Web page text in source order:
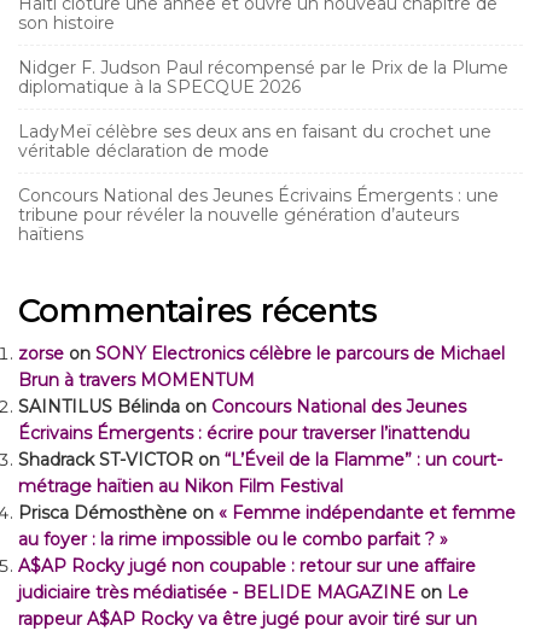
son histoire
Nidger F. Judson Paul récompensé par le Prix de la Plume
diplomatique à la SPECQUE 2026
LadyMeï célèbre ses deux ans en faisant du crochet une
véritable déclaration de mode
Concours National des Jeunes Écrivains Émergents : une
tribune pour révéler la nouvelle génération d’auteurs
haïtiens
Commentaires récents
zorse on SONY Electronics célèbre le parcours de Michael
Brun à travers MOMENTUM
SAINTILUS Bélinda on Concours National des Jeunes
Écrivains Émergents : écrire pour traverser l’inattendu
Shadrack ST-VICTOR on “L’Éveil de la Flamme” : un court-
métrage haïtien au Nikon Film Festival
Prisca Démosthène on « Femme indépendante et femme
au foyer : la rime impossible ou le combo parfait ? »
A$AP Rocky jugé non coupable : retour sur une affaire
judiciaire très médiatisée - BELIDE MAGAZINE on Le
rappeur A$AP Rocky va être jugé pour avoir tiré sur un